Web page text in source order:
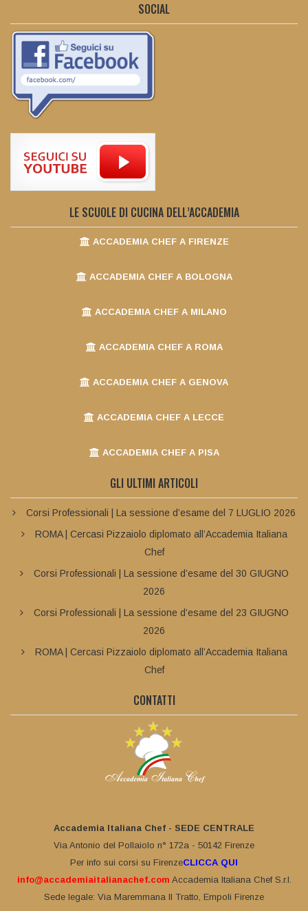
SOCIAL
LE SCUOLE DI CUCINA DELL’ACCADEMIA
ACCADEMIA CHEF A FIRENZE
ACCADEMIA CHEF A BOLOGNA
ACCADEMIA CHEF A MILANO
ACCADEMIA CHEF A ROMA
ACCADEMIA CHEF A GENOVA
ACCADEMIA CHEF A LECCE
ACCADEMIA CHEF A PISA
GLI ULTIMI ARTICOLI
Corsi Professionali | La sessione d’esame del 7 LUGLIO 2026
ROMA | Cercasi Pizzaiolo diplomato all’Accademia Italiana
Chef
Corsi Professionali | La sessione d’esame del 30 GIUGNO
2026
Corsi Professionali | La sessione d’esame del 23 GIUGNO
2026
ROMA | Cercasi Pizzaiolo diplomato all’Accademia Italiana
Chef
CONTATTI
Accademia Italiana Chef - SEDE CENTRALE
Via Antonio del Pollaiolo n° 172a - 50142 Firenze
Per info sui corsi su FirenzeCLICCA QUI
info@accademiaitalianachef.com Accademia Italiana Chef S.r.l.
Sede legale: Via Maremmana II Tratto, Empoli Firenze